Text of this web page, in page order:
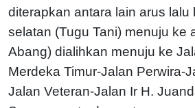
diterapkan antara lain arus lalu
selatan (Tugu Tani) menuju ke
Abang) dialihkan menuju ke
Merdeka Timur-Jalan Perwira-
Jalan Veteran-Jalan Ir H.